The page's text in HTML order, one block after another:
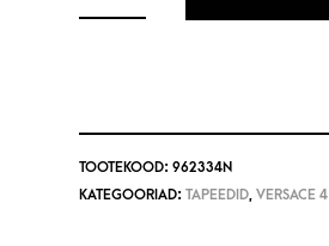
TOOTEKOOD: 962334N
KATEGOORIAD: TAPEEDID, VERSACE 4